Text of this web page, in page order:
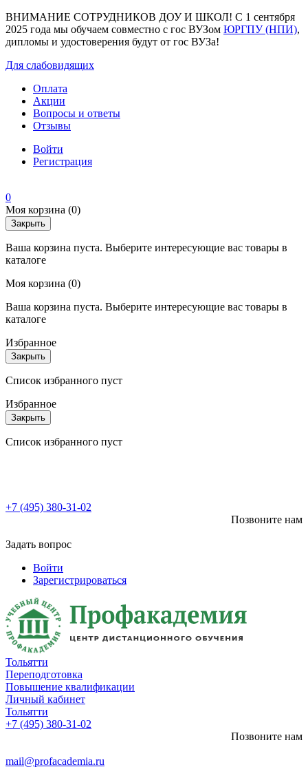
ВНИМАНИЕ СОТРУДНИКОВ ДОУ И ШКОЛ! С 1 сентября
2025 года мы обучаем совместно с гос ВУЗом ЮРГПУ (НПИ),
дипломы и удостоверения будут от гос ВУЗа!
Для слабовидящих
Оплата
Акции
Вопросы и ответы
Отзывы
Войти
Регистрация
0
Моя корзина (0)
Закрыть
Ваша корзина пуста. Выберите интересующие вас товары в
каталоге
Моя корзина (0)
Ваша корзина пуста. Выберите интересующие вас товары в
каталоге
Избранное
Закрыть
Список избранного пуст
Избранное
Закрыть
Список избранного пуст
+7 (495) 380-31-02
Позвоните нам
Задать вопрос
Войти
Зарегистрироваться
Тольятти
Переподготовка
Повышение квалификации
Личный кабинет
Тольятти
+7 (495) 380-31-02
Позвоните нам
mail@profacademia.ru